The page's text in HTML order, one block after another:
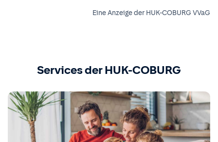
Eine Anzeige der HUK-COBURG VVaG
Services der HUK-COBURG